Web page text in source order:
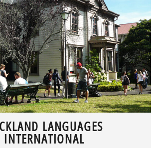
LANGUAGES
INTERNATIONAL